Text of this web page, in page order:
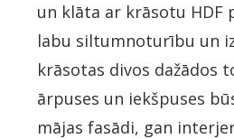
un klāta ar krāsotu
labu siltumnoturību un
krāsotas divos dažādos
ārpuses un iekšpuses
mājas fasādi, gan